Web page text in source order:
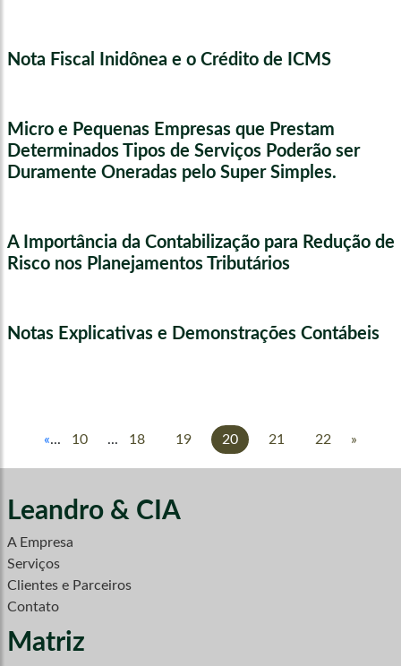
Nota Fiscal Inidônea e o Crédito de ICMS
Micro e Pequenas Empresas que Prestam
Determinados Tipos de Serviços Poderão ser
Duramente Oneradas pelo Super Simples.
A Importância da Contabilização para Redução de
Risco nos Planejamentos Tributários
Notas Explicativas e Demonstrações Contábeis
«... 10 ... 18 19 20 21 22 »
Leandro & CIA
A Empresa
Serviços
Clientes e Parceiros
Contato
Matriz